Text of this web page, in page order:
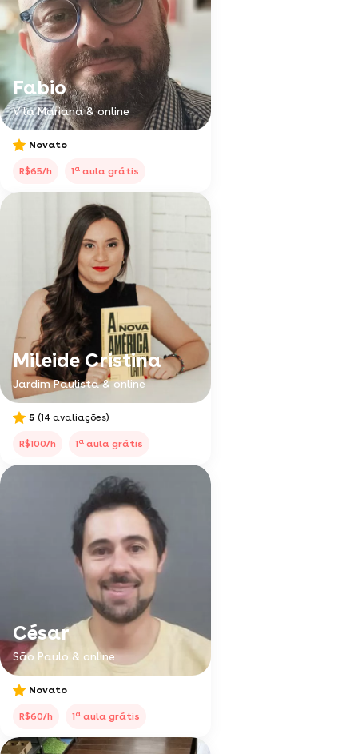
Fabio
Vila Mariana & online
Novato
R$65/h 1a aula grátis
Mileide Cristina
Jardim Paulista & online
5 (14 avaliações)
R$100/h 1a aula grátis
César
São Paulo & online
Novato
R$60/h 1a aula grátis